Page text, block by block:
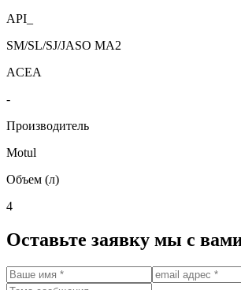
API_
SM/SL/SJ/JASO MA2
ACEA
-
Производитель
Motul
Объем (л)
4
Оставьте заявку мы с